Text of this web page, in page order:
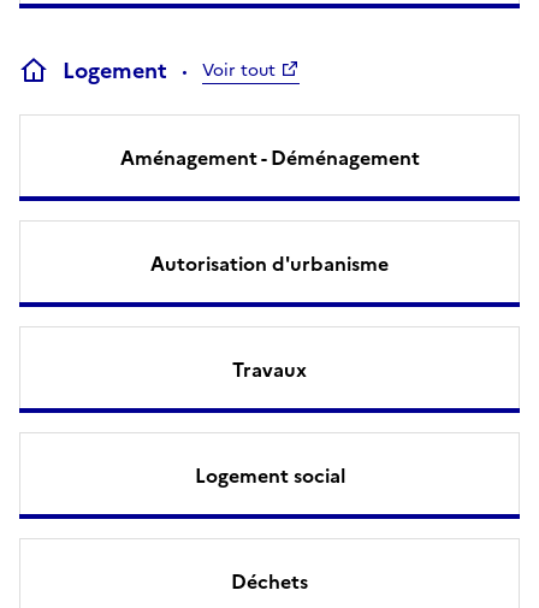
Logement Voir tout
Aménagement - Déménagement
Autorisation d'urbanisme
Travaux
Logement social
Déchets